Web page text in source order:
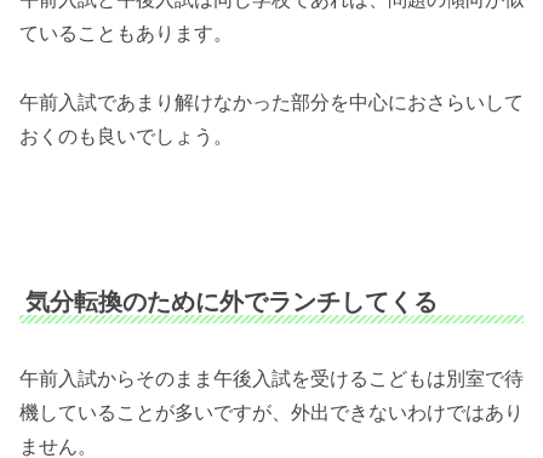
ていることもあります。
午前入試であまり解けなかった部分を中心におさらいして
おくのも良いでしょう。
気分転換のために外でランチしてくる
午前入試からそのまま午後入試を受けるこどもは別室で待
機していることが多いですが、外出できないわけではあり
ません。